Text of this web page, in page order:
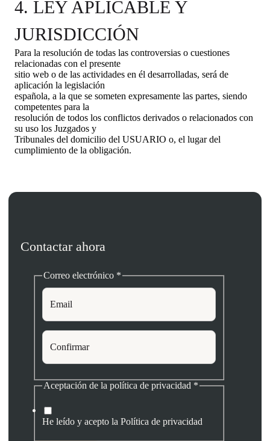
4. LEY APLICABLE Y
JURISDICCIÓN
Para la resolución de todas las controversias o cuestiones
relacionadas con el presente
sitio web o de las actividades en él desarrolladas, será de
aplicación la legislación
española, a la que se someten expresamente las partes, siendo
competentes para la
resolución de todos los conflictos derivados o relacionados con
su uso los Juzgados y
Tribunales del domicilio del USUARIO o, el lugar del
cumplimiento de la obligación.
Contactar ahora
Correo electrónico *
Correo
de
Aceptación de la política de privacidad *
He leído y acepto la Política de privacidad